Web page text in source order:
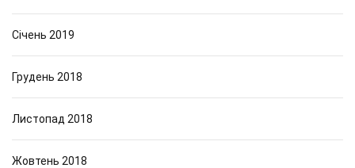
Січень 2019
Грудень 2018
Листопад 2018
Жовтень 2018